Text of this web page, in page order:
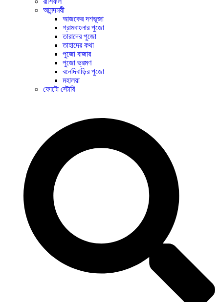
আনন্দময়ী
আজকের দশভূজা
গ্রামবাংলার পুজো
তারাদের পুজো
তাহাদের কথা
পুজো বাজার
পুজো ভ্রমণ
বনেদিবাড়ির পুজো
মহালয়া
ফোটো স্টোরি